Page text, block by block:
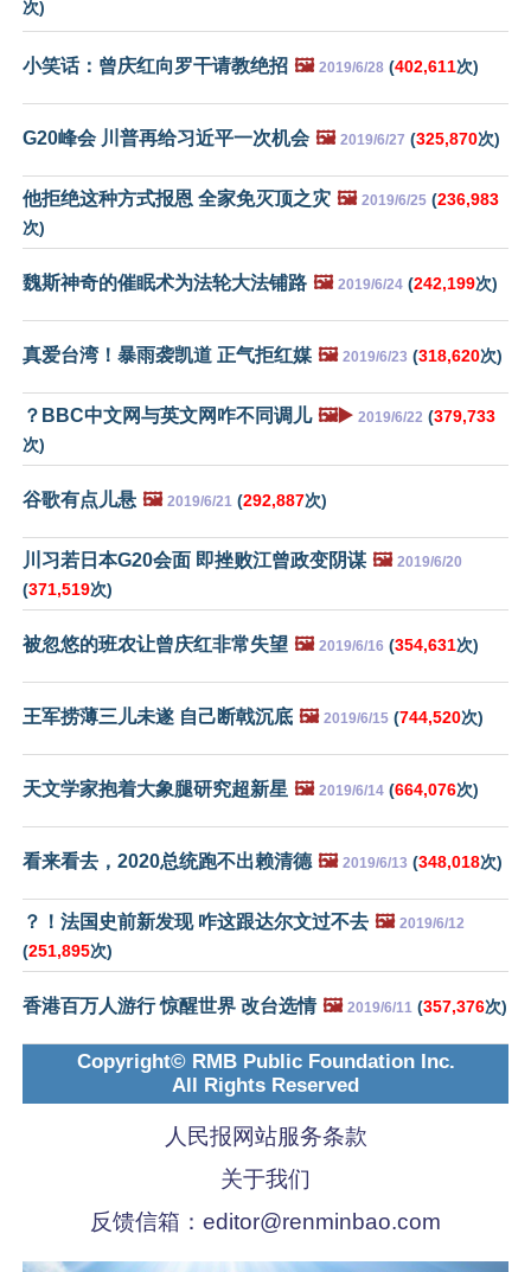
次)
小笑话：曾庆红向罗干请教绝招 🖼️ 2019/6/28 (402,611次)
G20峰会 川普再给习近平一次机会 🖼️ 2019/6/27 (325,870次)
他拒绝这种方式报恩 全家免灭顶之灾 🖼️ 2019/6/25 (236,983
次)
魏斯神奇的催眠术为法轮大法铺路 🖼️ 2019/6/24 (242,199次)
真爱台湾！暴雨袭凯道 正气拒红媒 🖼️ 2019/6/23 (318,620次)
？BBC中文网与英文网咋不同调儿 🖼️▶️ 2019/6/22 (379,733
次)
谷歌有点儿悬 🖼️ 2019/6/21 (292,887次)
川习若日本G20会面 即挫败江曾政变阴谋 🖼️ 2019/6/20
(371,519次)
被忽悠的班农让曾庆红非常失望 🖼️ 2019/6/16 (354,631次)
王军捞薄三儿未遂 自己断戟沉底 🖼️ 2019/6/15 (744,520次)
天文学家抱着大象腿研究超新星 🖼️ 2019/6/14 (664,076次)
看来看去，2020总统跑不出赖清德 🖼️ 2019/6/13 (348,018次)
？！法国史前新发现 咋这跟达尔文过不去 🖼️ 2019/6/12
(251,895次)
香港百万人游行 惊醒世界 改台选情 🖼️ 2019/6/11 (357,376次)
Copyright© RMB Public Foundation Inc.
All Rights Reserved
人民报网站服务条款
关于我们
反馈信箱： editor@renminbao.com